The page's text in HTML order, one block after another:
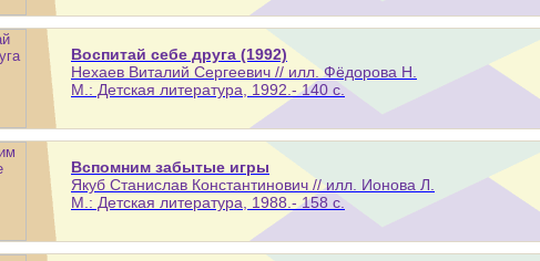
Воспитай себе друга (1992)
Нехаев Виталий Сергеевич // илл. Фёдорова Н.
М.: Детская литература, 1992.- 140 с.
Вспомним забытые игры
Якуб Станислав Константинович // илл. Ионова Л.
М.: Детская литература, 1988.- 158 с.